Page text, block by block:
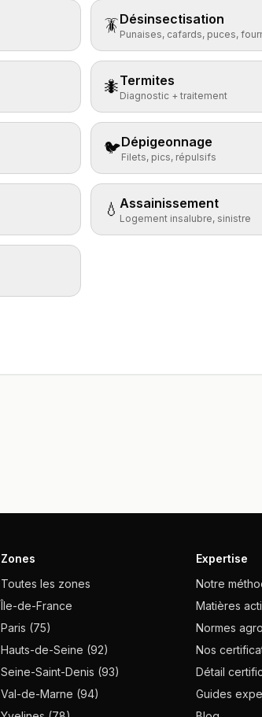
🪳Désinsectisation
Punaises, cafards, puces,
🐜Termites
Diagnostic + traitement
🐦Dépigeonnage
Filets, pics, répulsifs
💧 Assainissement
Logement insalubre, sinistre
Zones
Toutes les zones
Île-de-France
Paris (75)
Hauts-de-Seine (92)
Seine-Saint-Denis (93)
Val-de-Marne (94)
Expertise
Notre
Matières
Normes
Nos
Détail
Guides